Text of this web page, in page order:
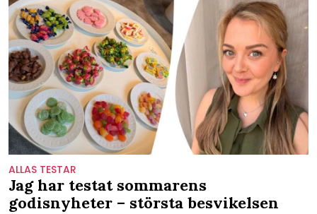
ALLAS TESTAR
Jag har testat sommarens
godisnyheter – största besvikelsen